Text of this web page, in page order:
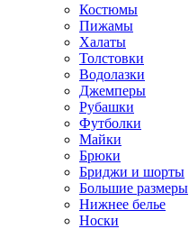
Костюмы
Пижамы
Халаты
Толстовки
Водолазки
Джемперы
Рубашки
Футболки
Майки
Брюки
Бриджи и шорты
Большие размеры
Нижнее белье
Носки